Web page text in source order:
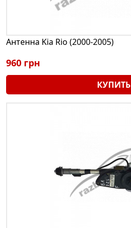
Антенна Kia Rio (2000-2005)
960 грн
КУПИТЬ